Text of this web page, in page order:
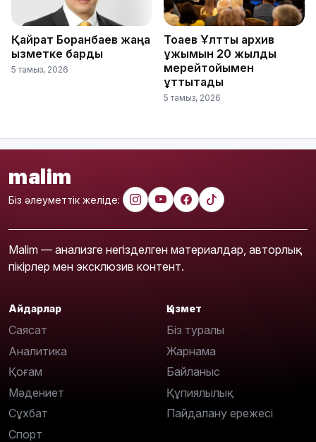
Қайрат Боранбаев жаңа
қызметке барды
5 тамыз, 2026
Тоқаев Ұлттық архив
ұжымын 20 жылдық
мерейтойымен
құттықтады
5 тамыз, 2026
malim
Біз әлеуметтік желіде:
Malim — анализге негізделген материалдар, авторлық
пікірлер мен эксклюзив контент.
Айдарлар
Саясат
Аналитика
Қоғам
Мәдениет
Сұхбат
Спорт
Қызмет
Біз туралы
Жарнама
Байланыс
Құпиялылық
Пайдалану ережесі